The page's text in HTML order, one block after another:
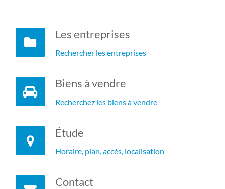
Les entreprises
Rechercher les entreprises
Biens à vendre
Recherchez les biens à vendre
Étude
Horaire, plan, accès, localisation
Contact